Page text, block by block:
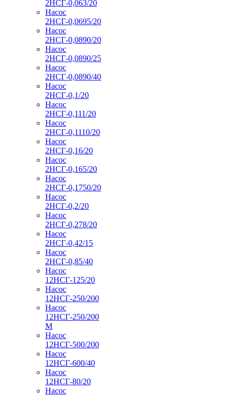
2НСГ-0,063/20
Насос
2НСГ-0,0695/20
Насос
2НСГ-0,0890/20
Насос
2НСГ-0,0890/25
Насос
2НСГ-0,0890/40
Насос
2НСГ-0,1/20
Насос
2НСГ-0,111/20
Насос
2НСГ-0,1110/20
Насос
2НСГ-0,16/20
Насос
2НСГ-0,165/20
Насос
2НСГ-0,1750/20
Насос
2НСГ-0,2/20
Насос
2НСГ-0,278/20
Насос
2НСГ-0,42/15
Насос
2НСГ-0,85/40
Насос
12НСГ-125/20
Насос
12НСГ-250/200
Насос
12НСГ-250/200
М
Насос
12НСГ-500/200
Насос
12НСГ-600/40
Насос
12НСГ-80/20
Насос